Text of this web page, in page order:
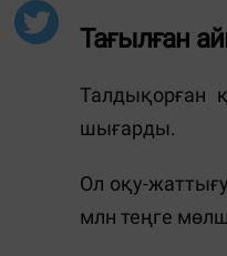
Тағылған
Талдықорған
шығарды.
Ол оқу-
млн теңге